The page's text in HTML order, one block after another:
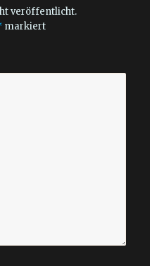
veröffentlicht.
markiert